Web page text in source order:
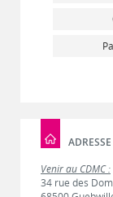
ADRESSE
Venir au CDMC :
34 rue des